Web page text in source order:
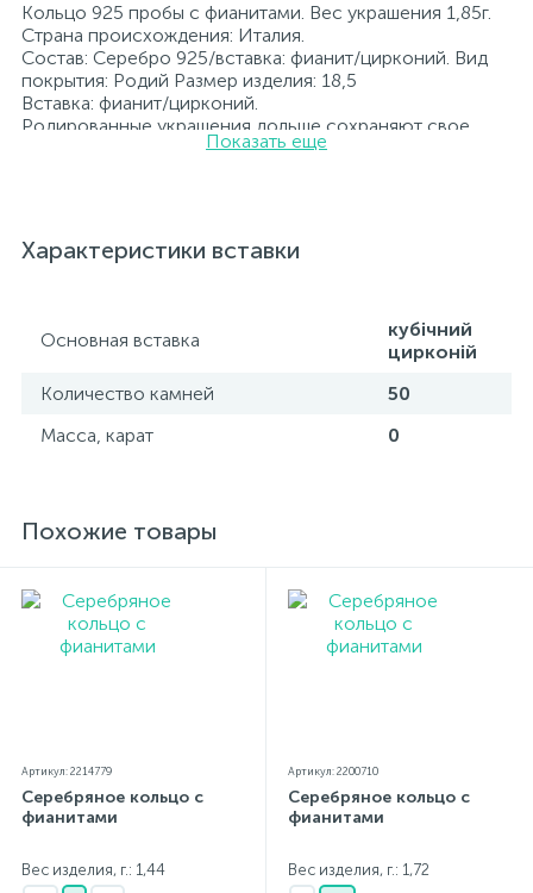
Кольцо 925 пробы с фианитами. Вес украшения 1,85г.
Страна происхождения: Италия.
Состав: Серебро 925/вставка: фианит/цирконий. Вид
покрытия: Родий Размер изделия: 18,5
Вставка: фианит/цирконий.
Родированные украшения дольше сохраняют свое
первоначальное состояние, а именно цвет и блеск
Украины, на всех изделиях стоит соответствующая
проба. К каждому ювелирному украшению
незначительно отличаться от реальных из-за
особенностей цветопередачи экрана
Показать еще
Характеристики вставки
Основная вставка
кубічний
цирконій
Количество камней
50
Масса, карат
0
Похожие товары
Артикул: 2214779
Серебряное кольцо с
фианитами
Вес изделия, г.: 1,44
Артикул: 2200710
Серебряное кольцо с
фианитами
Вес изделия, г.: 1,72